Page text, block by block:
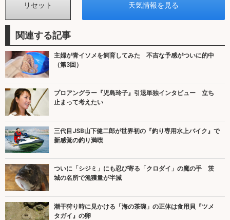
関連する記事
主婦が青イソメを飼育してみた 不吉な予感がついに的中
（第3回）
プロアングラー『児島玲子』引退単独インタビュー 立ち
止まって考えたい
三代目JSB山下健二郎が世界初の『釣り専用水上バイク』で
新感覚の釣り満喫
ついに「シジミ」にも忍び寄る「クロダイ」の魔の手 茨
城の名所で漁獲量が半減
潮干狩り時に見かける「海の茶碗」の正体は食用貝『ツメ
タガイ』の卵